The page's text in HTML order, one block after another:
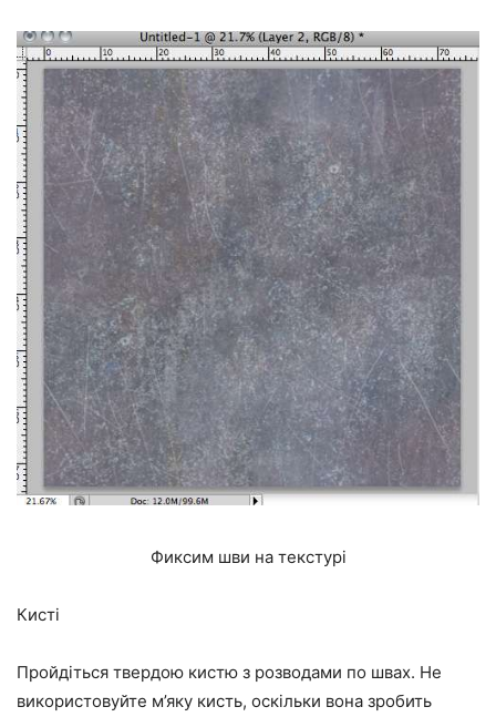
Фиксим шви на текстурі
Кисті
Пройдіться твердою кистю з розводами по швах. Не
використовуйте м’яку кисть, оскільки вона зробить